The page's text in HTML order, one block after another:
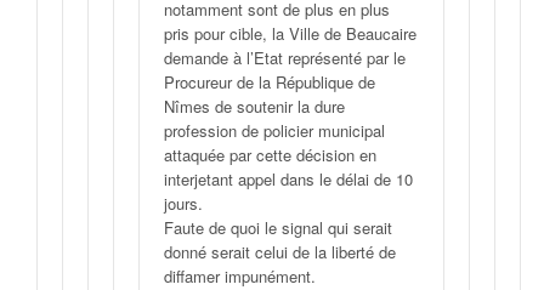
notamment sont de plus en plus
pris pour cible, la Ville de Beaucaire
demande à l’Etat représenté par le
Procureur de la République de
Nîmes de soutenir la dure
profession de policier municipal
attaquée par cette décision en
interjetant appel dans le délai de 10
jours.
Faute de quoi le signal qui serait
donné serait celui de la liberté de
diffamer impunément.